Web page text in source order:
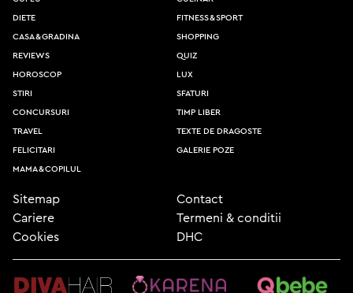
diete
fitness & sport
casa & gradina
shopping
reviews
quiz
horoscop
lux
stiri
sfaturi
concursuri
timp liber
travel
texte de dragoste
felicitari
galerie poze
mama & copilul
Sitemap
Contact
Cariere
Termeni & conditii
Cookies
DHC